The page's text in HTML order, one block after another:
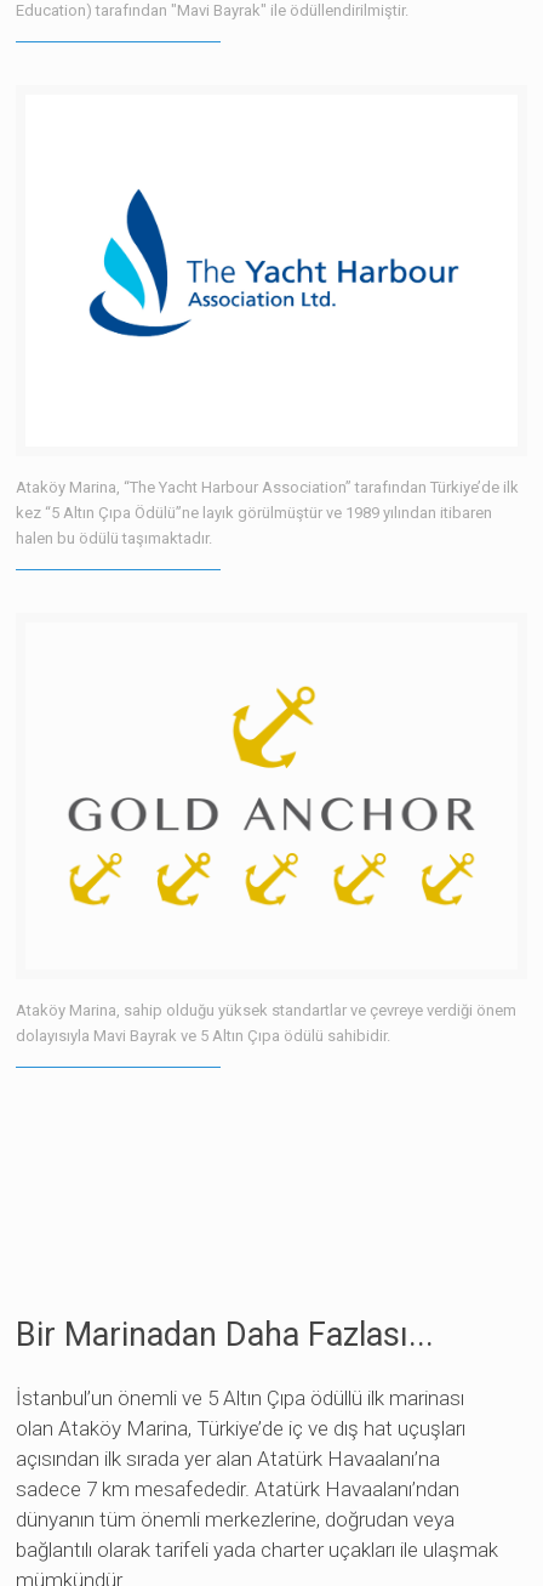
siteler
Education) tarafından "Mavi Bayrak" ile ödüllendirilmiştir.
Ataköy Marina, “The Yacht Harbour Association” tarafından Türkiye’de ilk
kez “5 Altın Çıpa Ödülü”ne layık görülmüştür ve 1989 yılından itibaren
halen bu ödülü taşımaktadır.
Ataköy Marina, sahip olduğu yüksek standartlar ve çevreye verdiği önem
dolayısıyla Mavi Bayrak ve 5 Altın Çıpa ödülü sahibidir.
Bir Marinadan Daha Fazlası...
İstanbul’un önemli ve 5 Altın Çıpa ödüllü ilk marinası
olan Ataköy Marina, Türkiye’de iç ve dış hat uçuşları
açısından ilk sırada yer alan Atatürk Havaalanı’na
sadece 7 km mesafededir. Atatürk Havaalanı’ndan
dünyanın tüm önemli merkezlerine, doğrudan veya
bağlantılı olarak tarifeli yada charter uçakları ile ulaşmak
mümkündür.